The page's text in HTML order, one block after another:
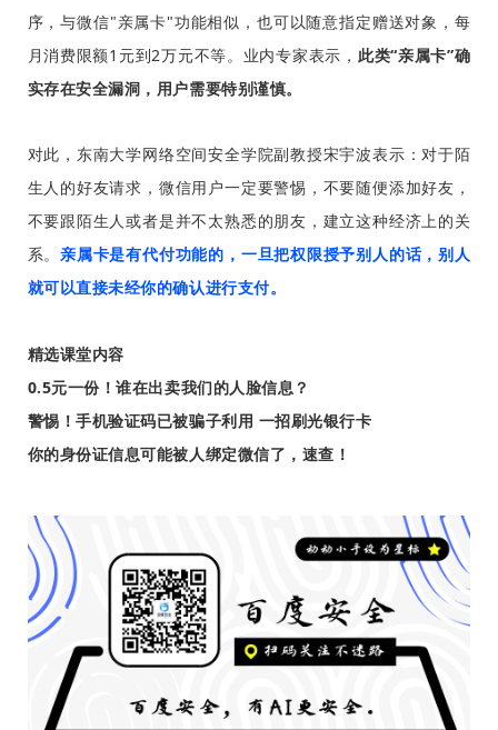
序，与微信"亲属卡"功能相似，也可以随意指定赠送对象，每
月消费限额1元到2万元不等。业内专家表示， 此类“亲属卡”确
实存在安全漏洞，用户需要特别谨慎。
对此，东南大学网络空间安全学院副教授宋宇波表示：对于陌
生人的好友请求，微信用户一定要警惕，不要随便添加好友，
不要跟陌生人或者是并不太熟悉的朋友，建立这种经济上的关
系。亲属卡是有代付功能的，一旦把权限授予别人的话，别人
就可以直接未经你的确认进行支付。
精选课堂内容
0.5元一份！谁在出卖我们的人脸信息？
警惕！手机验证码已被骗子利用 一招刷光银行卡
你的身份证信息可能被人绑定微信了，速查！